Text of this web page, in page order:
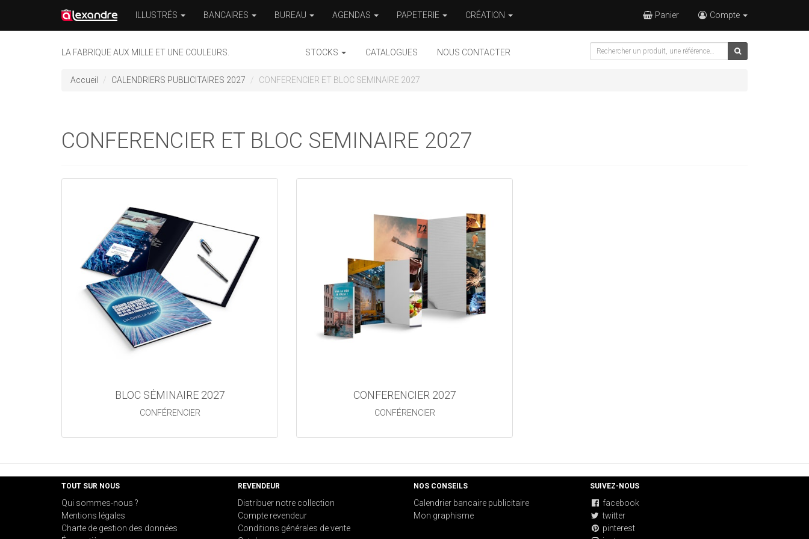
ILLUSTRÉS BANCAIRES BUREAU AGENDAS PAPETERIE CRÉATION Panier Compte
LA FABRIQUE AUX MILLE ET UNE COULEURS. STOCKS CATALOGUES NOUS CONTACTER
Accueil CALENDRIERS PUBLICITAIRES 2027 CONFERENCIER ET BLOC SEMINAIRE 2027
CONFERENCIER ET BLOC SEMINAIRE 2027
BLOC SÉMINAIRE 2027
CONFÉRENCIER
CONFERENCIER 2027
CONFÉRENCIER
TOUT SUR NOUS
Qui sommes-nous ?
Mentions légales
Charte de gestion des données
REVENDEUR
Distribuer notre collection
Compte revendeur
Conditions générales de vente
NOS CONSEILS
Calendrier bancaire publicitaire
Mon graphisme
SUIVEZ-NOUS
facebook
twitter
pinterest